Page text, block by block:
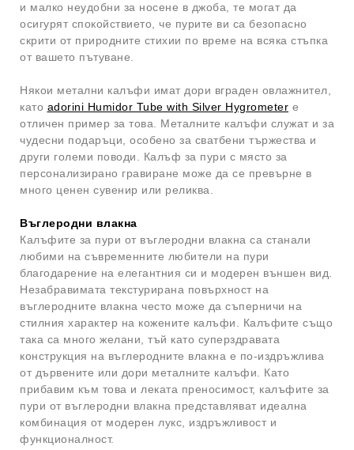
и малко неудобни за носене в джоба, те могат да
осигурят спокойствието, че пурите ви са безопасно
скрити от природните стихии по време на всяка стъпка
от вашето пътуване.
Някои метални калъфи имат дори вграден овлажнител,
като adorini Humidor Tube with Silver Hygrometer е
отличен пример за това. Металните калъфи служат и за
чудесни подаръци, особено за сватбени тържества и
други големи поводи. Калъф за пури с място за
персонализирано гравиране може да се превърне в
много ценен сувенир или реликва.
Въглеродни влакна
Калъфите за пури от въглеродни влакна са станали
любими на съвременните любители на пури
благодарение на елегантния си и модерен външен вид.
Незабравимата текстурирана повърхност на
въглеродните влакна често може да съперничи на
стилния характер на кожените калъфи. Калъфите също
така са много желани, тъй като суперздравата
конструкция на въглеродните влакна е по-издръжлива
от дървените или дори металните калъфи. Като
прибавим към това и леката преносимост, калъфите за
пури от въглеродни влакна представляват идеална
комбинация от модерен лукс, издръжливост и
функционалност.